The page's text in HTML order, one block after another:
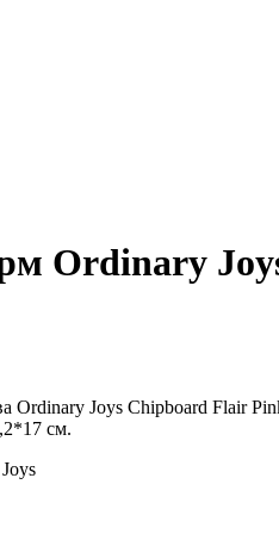
Ordinary
Ordinary Joys Chipboard Flair
см.